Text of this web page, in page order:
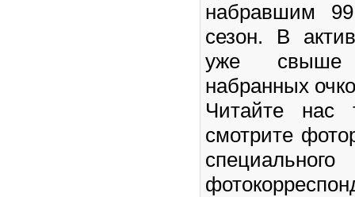
набравшим
сезон. В
уже свыше
набранных
Читайте
смотрите
специального